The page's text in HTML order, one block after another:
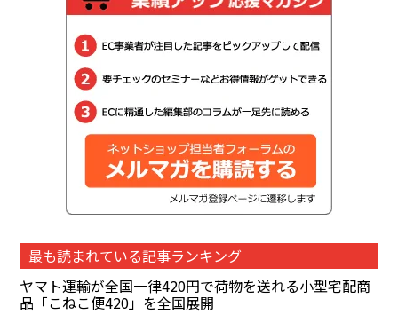
最も読まれている記事ランキング
ヤマト運輸が全国一律420円で荷物を送れる小型宅配商
品「こねこ便420」を全国展開